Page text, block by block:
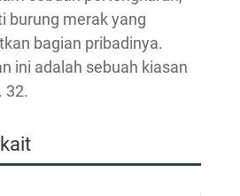
burung merak yang
bagian pribadinya.
ini adalah sebuah kiasan
32.